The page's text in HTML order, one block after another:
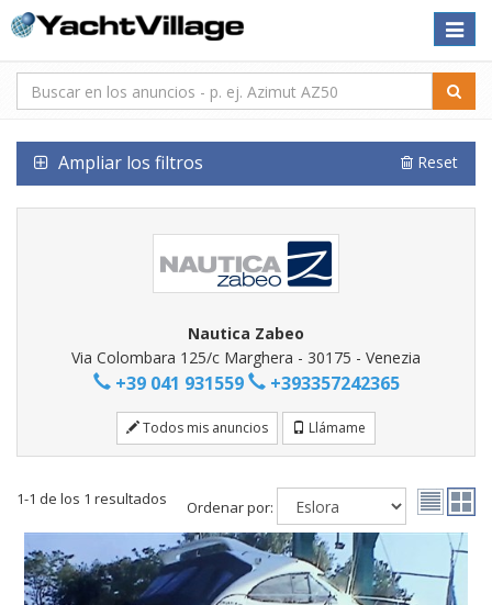
Toggle
Ampliar los filtros Reset
Nautica Zabeo
Via Colombara 125/c Marghera - 30175 - Venezia
+39 041 931559 +393357242365
Todos mis anuncios Llámame
1-1 de los 1 resultados Ordenar por: